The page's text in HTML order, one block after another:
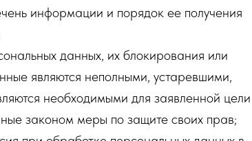
информации и порядок ее получения
данных, их блокирования или
являются неполными, устаревшими,
необходимыми для заявленной цели
законом меры по защите своих прав;